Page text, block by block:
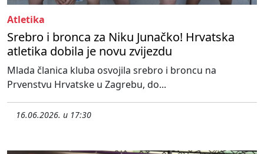
Atletika
Srebro i bronca za Niku Junačko! Hrvatska
atletika dobila je novu zvijezdu
Mlada članica kluba osvojila srebro i broncu na
Prvenstvu Hrvatske u Zagrebu, do...
16.06.2026. u 17:30